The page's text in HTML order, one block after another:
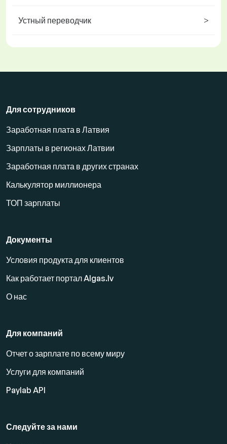
Устный переводчик >
Для сотрудников
Заработная плата в Латвия
Зарплаты в регионах Латвии
Заработная плата в других странах
Калькулятор миллионера
ТОП зарплаты
Документы
Условия продукта для клиентов
Как работает портал Algas.lv
О нас
Для компаний
Отчет о зарплате по всему миру
Услуги для компаний
Paylab API
Следуйте за нами